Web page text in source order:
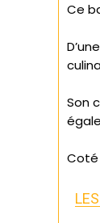
Ce
Son
Coté